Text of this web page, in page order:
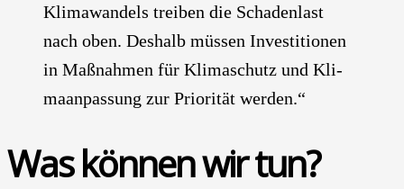
Kli­ma­wan­dels trei­ben die Scha­den­last
nach oben. Des­halb müs­sen Inves­ti­tio­nen
in Maß­nah­men für Kli­ma­schutz und Kli­
ma­an­pas­sung zur Prio­ri­tät wer­den.“
Was kön­nen wir tun?